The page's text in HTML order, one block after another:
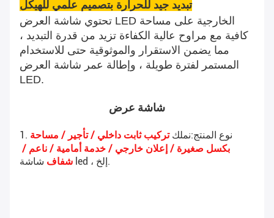
تبديد جيد للحرارة بتصميم علمي للهيكل
تحتوي شاشة العرض LED الخارجية على مساحة
كافية مع مراوح عالية الكفاءة تزيد من قدرة التبديد ،
مما يضمن الاستقرار والموثوقية حتى للاستخدام
المستمر لفترة طويلة ، وإطالة عمر شاشة العرض
LED.
شاشة عرض
1.نوع المنتج:نملك
شفاف
شاشة led ، إلخ.